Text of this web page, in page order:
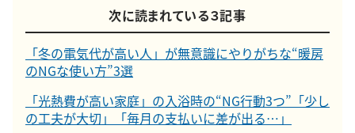
次に読まれている３記事
「冬の電気代が高い人」が無意識にやりがちな“暖房
のNGな使い方”3選
「光熱費が高い家庭」の入浴時の“NG行動3つ”「少し
の工夫が大切」「毎月の支払いに差が出る…」